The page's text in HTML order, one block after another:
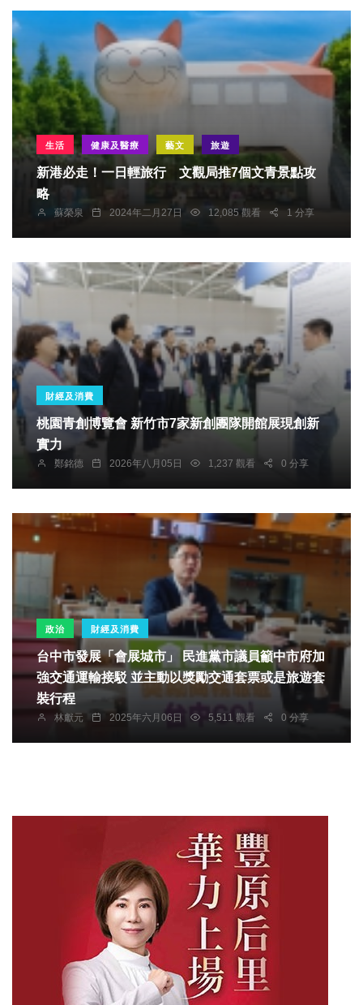
生活 健康及醫療 藝文 旅遊
新港必走！一日輕旅行 文觀局推7個文青景點攻
略
蘇榮泉 2024年二月27日 12,085 觀看 1 分享
財經及消費
桃園青創博覽會 新竹市7家新創團隊開館展現創新
實力
鄭銘德 2026年八月05日 1,237 觀看 0 分享
政治 財經及消費
台中市發展「會展城市」 民進黨市議員籲中市府加
強交通運輸接駁 並主動以獎勵交通套票或是旅遊套
裝行程
林獻元 2025年六月06日 5,511 觀看 0 分享